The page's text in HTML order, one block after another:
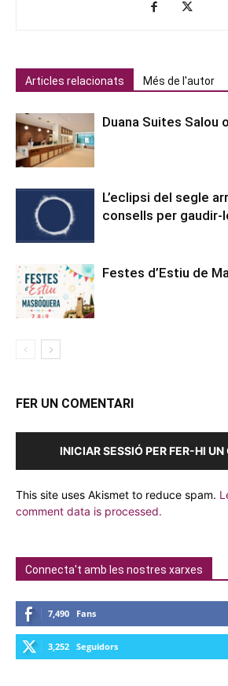
Articles relacionats Més de l'autor
Duana Suites Salou
L’eclipsi del segle
consells per gaudir-
Festes d’Estiu de
FER UN COMENTARI
INICIAR SESSIÓ PER FER-HI
This site uses Akismet to reduce spam.
comment data is processed.
Connecta't amb les nostres xarxes
7,490 Fans
3,252 Seguidors